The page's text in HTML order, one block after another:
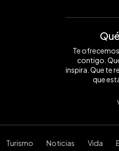
Te
contigo.
inspira. Que te
que
Turismo Noticias Vida